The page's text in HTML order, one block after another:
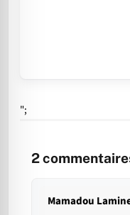
";
2
Mamadou